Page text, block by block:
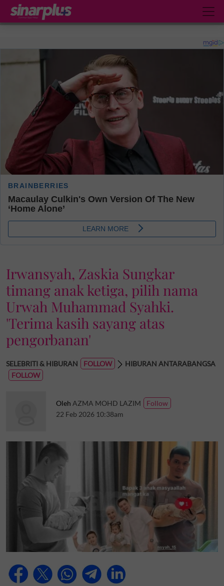
Irwansyah, Zaskia Sungkar
timang anak ketiga, pilih nama
Urwah Muhammad Syahki.
'Terima kasih sayang atas
pengorbanan'
SELEBRITI & HIBURAN HIBURAN ANTARABANGSA
Oleh AZMA MOHD LAZIM
22 Feb 2026 10:38am